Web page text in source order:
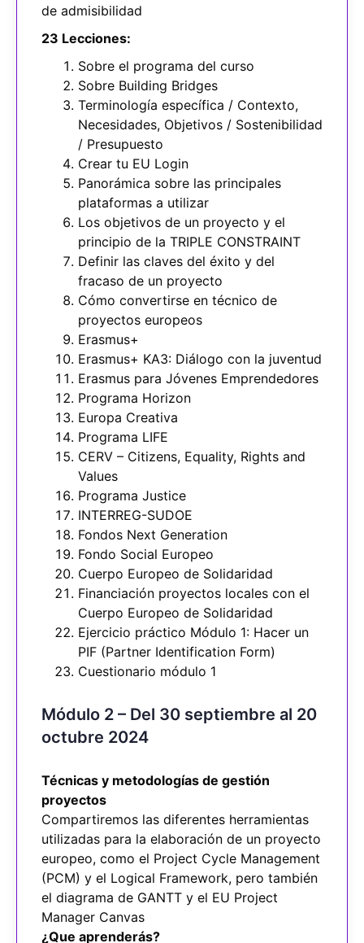
de admisibilidad
23 Lecciones:
Sobre el programa del curso
Sobre Building Bridges
Terminología específica / Contexto,
Necesidades, Objetivos / Sostenibilidad
/ Presupuesto
Crear tu EU Login
Panorámica sobre las principales
plataformas a utilizar
Los objetivos de un proyecto y el
principio de la TRIPLE CONSTRAINT
Definir las claves del éxito y del
fracaso de un proyecto
Cómo convertirse en técnico de
proyectos europeos
Erasmus+
Erasmus+ KA3: Diálogo con la juventud
Erasmus para Jóvenes Emprendedores
Programa Horizon
Europa Creativa
Programa LIFE
CERV – Citizens, Equality, Rights and
Values
Programa Justice
INTERREG-SUDOE
Fondos Next Generation
Fondo Social Europeo
Cuerpo Europeo de Solidaridad
Financiación proyectos locales con el
Cuerpo Europeo de Solidaridad
Ejercicio práctico Módulo 1: Hacer un
PIF (Partner Identification Form)
Cuestionario módulo 1
Módulo 2 – Del 30 septiembre al 20
octubre 2024
Técnicas y metodologías de gestión
proyectos
Compartiremos las diferentes herramientas
utilizadas para la elaboración de un proyecto
europeo, como el Project Cycle Management
(PCM) y el Logical Framework, pero también
el diagrama de GANTT y el EU Project
Manager Canvas
¿Que aprenderás?